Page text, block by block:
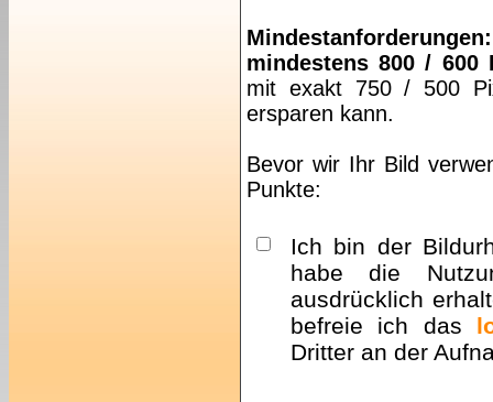
Mindestanforderungen:
mindestens 800 / 600
mit exakt 750 / 500
ersparen kann.
Bevor wir Ihr Bild
Punkte:
Ich bin der
habe die
ausdrücklich
befreie ich das
Dritter an der